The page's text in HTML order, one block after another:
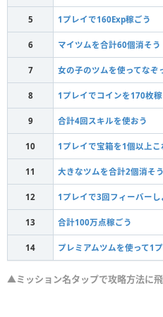
5 1プレイで160Exp稼ごう
6 マイツムを合計60個消そう
7 女の子のツムを使ってなぞ
8 1プレイでコインを170枚稼
9 合計4回スキルを使おう
10 1プレイで宝箱を1個以上こ
11 大きなツムを合計2個消そう
12 1プレイで3回フィーバーし
13 合計100万点稼ごう
14 プレミアムツムを使って1
▲ミッション名タップで攻略方法に飛